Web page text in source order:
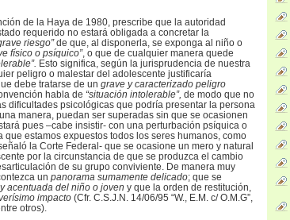
de la Haya de 1980, prescribe que la autoridad
requerido no estará obligada a concretar la
riesgo”de que, al disponerla, se exponga al niño o
físico o psíquico”, o que de cualquier manera quede
Esto significa, según la jurisprudencia de nuestra
peligro o malestar del adolescente justificaría
debe tratarse de un grave y caracterizado peligro
habla de “situación intolerable”, de modo que no
dificultades psicológicas que podría presentar la persona
manera, puedan ser superadas sin que se ocasionen
pues –cabe insistir- con una perturbación psíquica o
que estamos expuestos todos los seres humanos, como
la Corte Federal- que se ocasione un mero y natural
por la circunstancia de que se produzca el cambio
de su grupo conviviente. De manera muy
un panorama sumamente delicado; que se
acentuada del niño o joven y que la orden de restitución,
impacto (Cfr. C.S.J.N. 14/06/95 “W., E.M. c/ O.M.G”,
otros).